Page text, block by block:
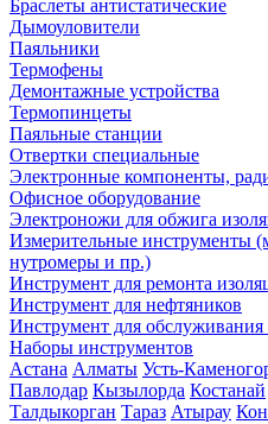
Браслеты антистатические
Дымоуловители
Паяльники
Термофены
Демонтажные устройства
Термопинцеты
Паяльные станции
Отвертки специальные
Электронные компоненты,
Офисное оборудование
Электроножи для обжига
Измерительные инструменты
нутромеры и пр.)
Инструмент для ремонта
Инструмент для нефтяников
Инструмент для
Наборы инструментов
Астана Алматы Усть-
Павлодар Кызылорда Костанай
Талдыкорган Тараз Атырау